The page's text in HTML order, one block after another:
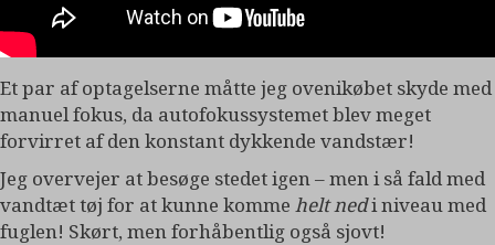
Et par af optagelserne måtte jeg ovenikøbet skyde med
manuel fokus, da autofokussystemet blev meget
forvirret af den konstant dykkende vandstær!
Jeg overvejer at besøge stedet igen – men i så fald med
vandtæt tøj for at kunne komme helt nedi niveau med
fuglen! Skørt, men forhåbentlig også sjovt!